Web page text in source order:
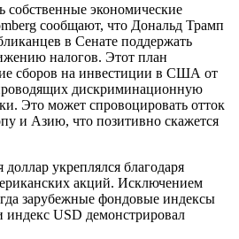
экономические
сообщают, что Дональд Трамп
в Сенате поддержать
налогов. Этот план
сборов на инвестиции в США от
дискриминационную
Это может спровоцировать отток
и Азию, что позитивно скажется
укреплялся благодаря
акций. Исключением
зарубежные фондовые индексы
индекс USD демонстрировал